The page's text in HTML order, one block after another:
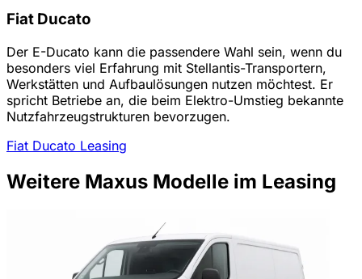
Fiat Ducato
Der E-Ducato kann die passendere Wahl sein, wenn du
besonders viel Erfahrung mit Stellantis-Transportern,
Werkstätten und Aufbaulösungen nutzen möchtest. Er
spricht Betriebe an, die beim Elektro-Umstieg bekannte
Nutzfahrzeugstrukturen bevorzugen.
Fiat Ducato Leasing
Weitere Maxus Modelle im Leasing